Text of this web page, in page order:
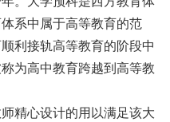
系中属于高等教育的范
利接轨高等教育的阶段中
为高中教育跨越到高等教
精心设计的用以满足该大